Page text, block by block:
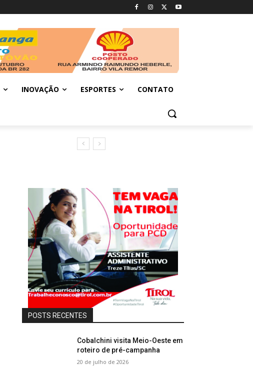
INOVAÇÃO ESPORTES CONTATO
POSTS RECENTES
Cobalchini visita Meio-Oeste em
roteiro de pré-campanha
20 de julho de 2026